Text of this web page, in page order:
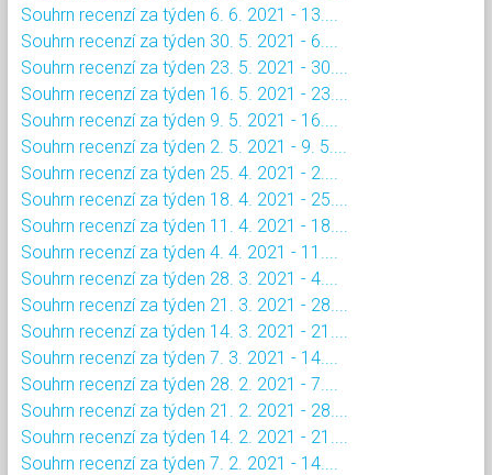
Souhrn recenzí za týden 6. 6. 2021 - 13....
Souhrn recenzí za týden 30. 5. 2021 - 6....
Souhrn recenzí za týden 23. 5. 2021 - 30....
Souhrn recenzí za týden 16. 5. 2021 - 23....
Souhrn recenzí za týden 9. 5. 2021 - 16....
Souhrn recenzí za týden 2. 5. 2021 - 9. 5....
Souhrn recenzí za týden 25. 4. 2021 - 2....
Souhrn recenzí za týden 18. 4. 2021 - 25....
Souhrn recenzí za týden 11. 4. 2021 - 18....
Souhrn recenzí za týden 4. 4. 2021 - 11....
Souhrn recenzí za týden 28. 3. 2021 - 4....
Souhrn recenzí za týden 21. 3. 2021 - 28....
Souhrn recenzí za týden 14. 3. 2021 - 21....
Souhrn recenzí za týden 7. 3. 2021 - 14....
Souhrn recenzí za týden 28. 2. 2021 - 7....
Souhrn recenzí za týden 21. 2. 2021 - 28....
Souhrn recenzí za týden 14. 2. 2021 - 21....
Souhrn recenzí za týden 7. 2. 2021 - 14....